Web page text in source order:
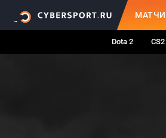
МАТЧИ
Dota 2 CS2